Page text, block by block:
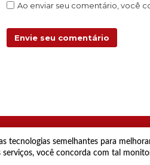
tecnologias semelhantes para
serviços, você concorda com tal
Ao enviar seu comentário, você
Envie seu comentário